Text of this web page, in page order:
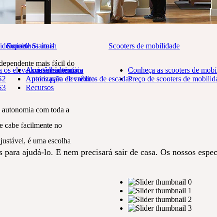
os elevadores residenciais
Scooters de mobilidade
Conheça as scooters de
Preço de scooters de
uma solução de
Conselhos úteis
Aconselhamento
Apoios para elevadores de escadas
Recursos
ajudá-lo. E nem precisará sair de casa. Os nossos
uma solução de
Suporte Stannah
Assistência técnica
Autorização de crédito
ajudá-lo. E nem precisará sair de casa. Os nossos
mais fácil do
com toda a
cabe facilmente no
é uma escolha